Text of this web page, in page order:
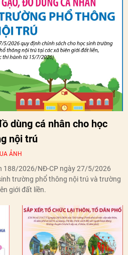
dùng cá nhân cho học
nội trú
ẢNH
188/2026/NĐ-CP ngày 27/5/2026
trường phổ thông nội trú và trường
giới đất liền.